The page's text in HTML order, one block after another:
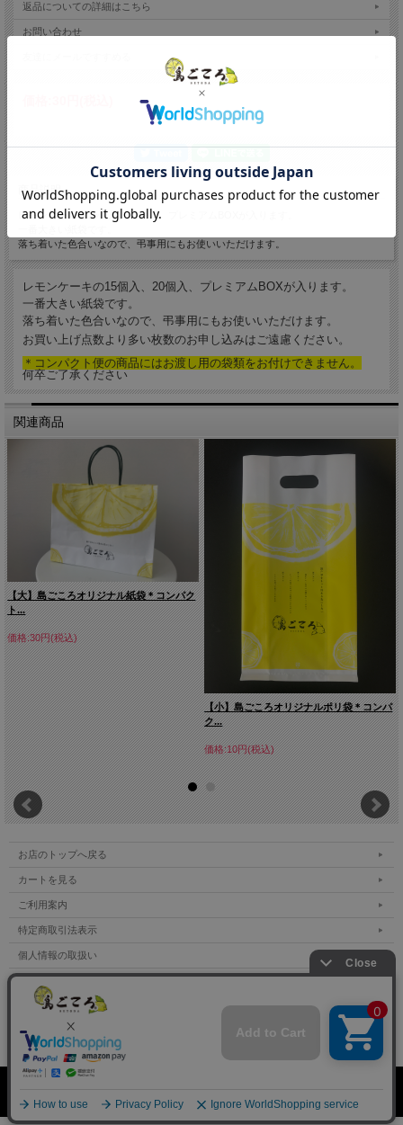
返品についての詳細はこちら
お問い合わせ
商品説明
レモンケーキの15個入、20個入、プレミアムBOXが入ります。
落ち着いた色合いなので、弔事用にもお使いいただけます。
レモンケーキの15個入、20個入、プレミアムBOXが入ります。
一番大きい紙袋です。
落ち着いた色合いなので、弔事用にもお使いいただけます。
お買い上げ点数より多い枚数のお申し込みはご遠慮ください。
＊コンパクト便の商品にはお渡し用の袋類をお付けできません。
何卒ご了承ください
関連商品
【大】島ごころオリジナル紙袋＊コンパク
ト...
価格:30円(税込)
【小】島ごころオリジナルポリ袋＊コンパ
ク...
価格:10円(税込)
お店のトップへ戻る
カートを見る
ご利用案内
特定商取引法表示
個人情報の取扱い
サイトマップ
メルマガ登録
お問い合わせ
Copyright (C) All Rights Reserved.